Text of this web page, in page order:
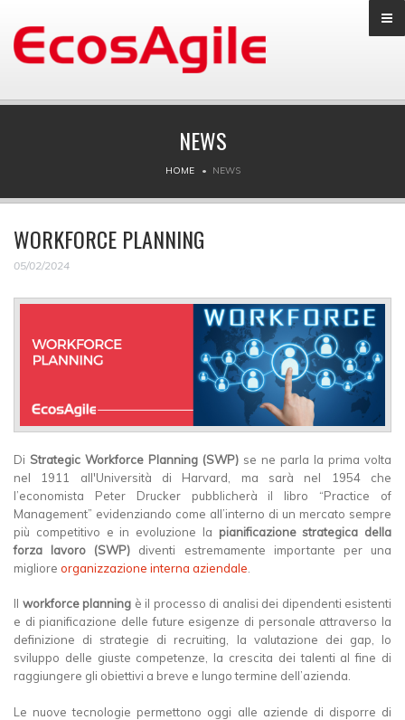
NEWS
HOME NEWS
WORKFORCE PLANNING
05/02/2024
Di Strategic Workforce Planning (SWP) se ne parla la prima volta
nel 1911 all'Università di Harvard, ma sarà nel 1954 che
l’economista Peter Drucker pubblicherà il libro “Practice of
Management” evidenziando come all’interno di un mercato sempre
più competitivo e in evoluzione la pianificazione strategica della
forza lavoro (SWP) diventi estremamente importante per una
migliore organizzazione interna aziendale
Il workforce planning è il processo di analisi dei dipendenti esistenti
e di pianificazione delle future esigenze di personale attraverso la
definizione di strategie di recruiting, la valutazione dei gap, lo
sviluppo delle giuste competenze, la crescita dei talenti al fine di
raggiungere gli obiettivi a breve e lungo termine dell’azienda.
Le nuove tecnologie permettono oggi alle aziende di disporre di